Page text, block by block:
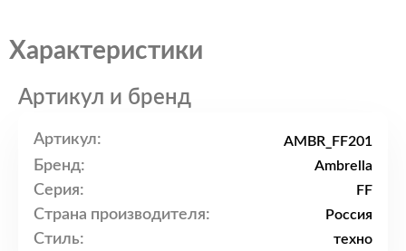
Характеристики
Артикул и бренд
Артикул: AMBR_FF201
Бренд: Ambrella
Серия: FF
Страна производителя: Россия
Стиль: техно